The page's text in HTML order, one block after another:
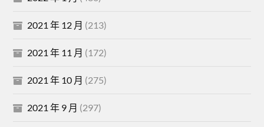
2021 年 12 月 (213)
2021 年 11 月 (172)
2021 年 10 月 (275)
2021 年 9 月 (297)